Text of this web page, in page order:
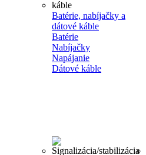
Batérie, nabíjačky a
dátové káble
Batérie
Nabíjačky
Napájanie
Dátové káble